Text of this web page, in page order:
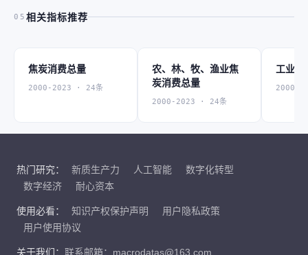
05 相关指标推荐
焦炭消费总量
2000-2023 · 24条
农、林、牧、渔业焦
炭消费总量
2000-2023 · 24条
工业焦
2000-
热门研究： 新质生产力 人工智能
数字化转型
数字经济
耐心资本
使用必看： 知识产权保护声明
用户隐私政策
用户使用协议
关于我们： 联系邮箱：macrodatas@163.com